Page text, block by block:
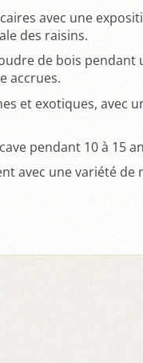
avec une
des raisins.
de bois pendant
accrues.
et exotiques, avec
pendant 10 à 15
avec une variété de